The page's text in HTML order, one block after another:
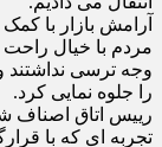
آرامش بازار با
مردم با خیال راحت
وجه ترسی نداشتند
را جلوه نمایی کرد.
رییس اتاق اصناف